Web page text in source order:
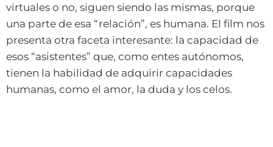
virtuales o no, siguen siendo las mismas, porque
una parte de esa “relación”, es humana. El film nos
presenta otra faceta interesante: la capacidad de
esos “asistentes” que, como entes autónomos,
tienen la habilidad de adquirir capacidades
humanas, como el amor, la duda y los celos.